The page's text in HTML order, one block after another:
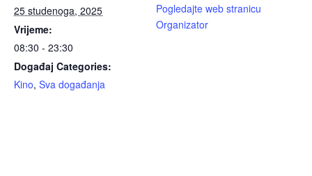
25 studenoga, 2025
Vrijeme:
08:30 - 23:30
Događaj Categories:
Kino, Sva događanja
Pogledajte web stranicu
Organizator